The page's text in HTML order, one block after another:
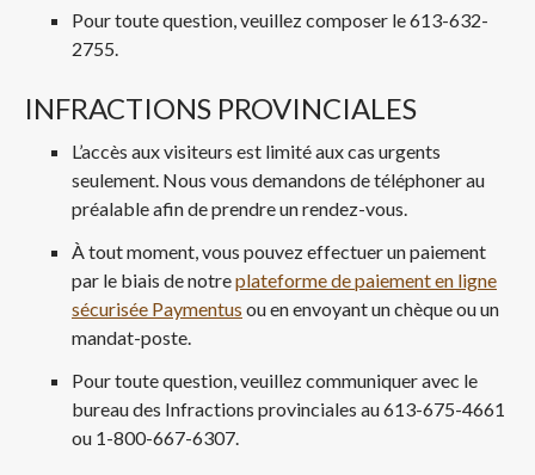
Pour toute question, veuillez composer le 613-632-
2755.
INFRACTIONS PROVINCIALES
L’accès aux visiteurs est limité aux cas urgents
seulement. Nous vous demandons de téléphoner au
préalable afin de prendre un rendez-vous.
À tout moment, vous pouvez effectuer un paiement
par le biais de notreplateforme de paiement en ligne
sécurisée Paymentus ou en envoyant un chèque ou un
mandat-poste.
Pour toute question, veuillez communiquer avec le
bureau des Infractions provinciales au 613-675-4661
ou 1-800-667-6307.